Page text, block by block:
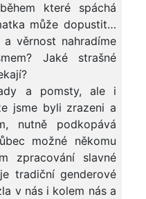
které spáchá
může dopustit…
věrnost nahradíme
Jaké strašné
a pomsty, ale i
jsme byli zrazeni a
nutně podkopává
možné někomu
zpracování slavné
tradiční genderové
v nás i kolem nás a